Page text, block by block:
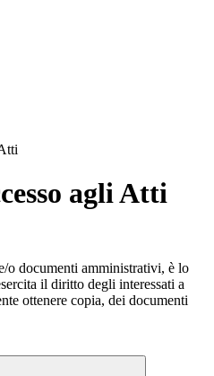
agli Atti
o documenti amministrativi, è lo
il diritto degli interessati a
ottenere copia, dei documenti